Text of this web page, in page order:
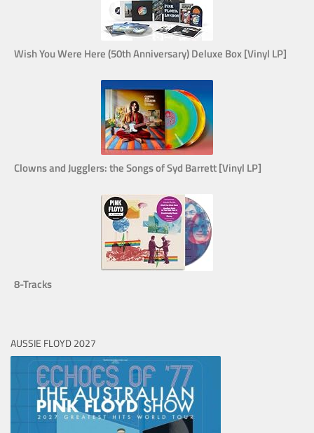
Wish You Were Here (50th Anniversary) Deluxe Box [Vinyl LP]
Clowns and Jugglers: the Songs of Syd Barrett [Vinyl LP]
8-Tracks
AUSSIE FLOYD 2027